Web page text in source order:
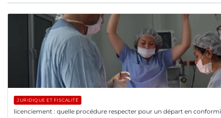
JURIDIQUE ET FISCALITÉ
licenciement : quelle procédure respecter pour un départ en